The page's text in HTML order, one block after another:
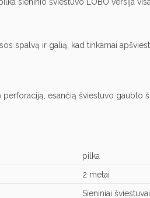
spalvą ir galią, kad tinkamai
esančią šviestuvo gaubto
pilka
2 metai
Sieniniai šviestuvai